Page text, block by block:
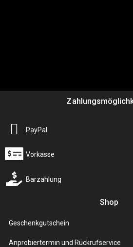
PayPal
Vorkasse
Barzahlung
Shop
Geschenkgutschein
Anprobiertermin und Rückrufservice